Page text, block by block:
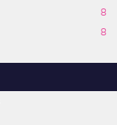
8
8